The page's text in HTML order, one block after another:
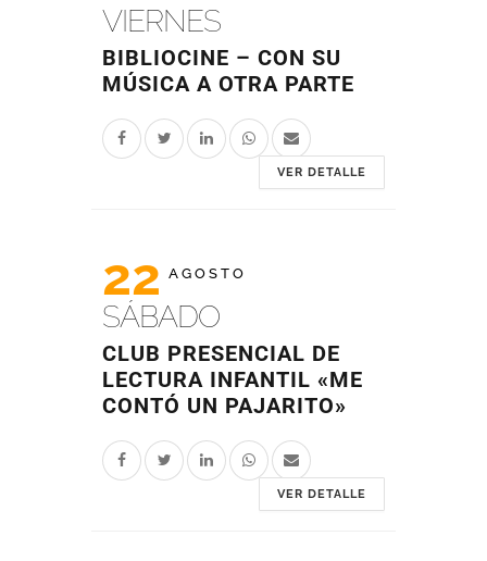
VIERNES
BIBLIOCINE – CON SU
MÚSICA A OTRA PARTE
VER DETALLE
22 AGOSTO
SÁBADO
CLUB PRESENCIAL DE
LECTURA INFANTIL «ME
CONTÓ UN PAJARITO»
VER DETALLE